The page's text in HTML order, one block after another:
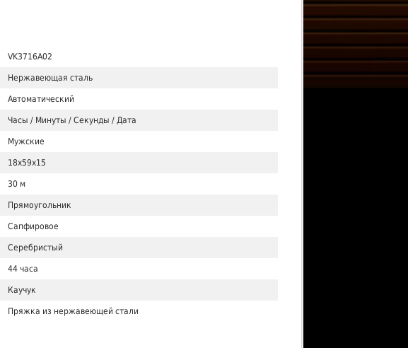
VK3716A02
Нержавеющая сталь
Автоматический
Часы / Минуты / Секунды / Дата
Мужские
18x59x15
30 м
Прямоугольник
Сапфировое
Серебристый
44 часа
Каучук
Пряжка из нержавеющей стали